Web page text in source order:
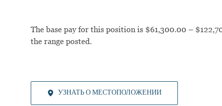
The base pay for this position is $61,300.00 –
the range posted.
УЗНАТЬ О МЕСТОПОЛОЖЕНИИ